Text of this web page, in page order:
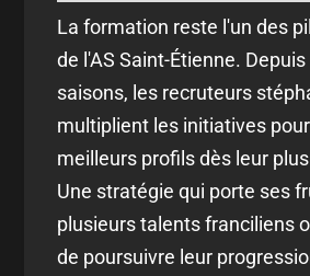
La formation reste l'un des
de l'AS Saint-Étienne.
saisons, les recruteurs
multiplient les initiatives
meilleurs profils dès leur
Une stratégie qui porte ses
plusieurs talents franciliens
de poursuivre leur